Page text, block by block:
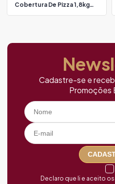
Cobertura De Pizza 1,8kg
Cadastre-se e
Promoções
Declaro que li e aceito os